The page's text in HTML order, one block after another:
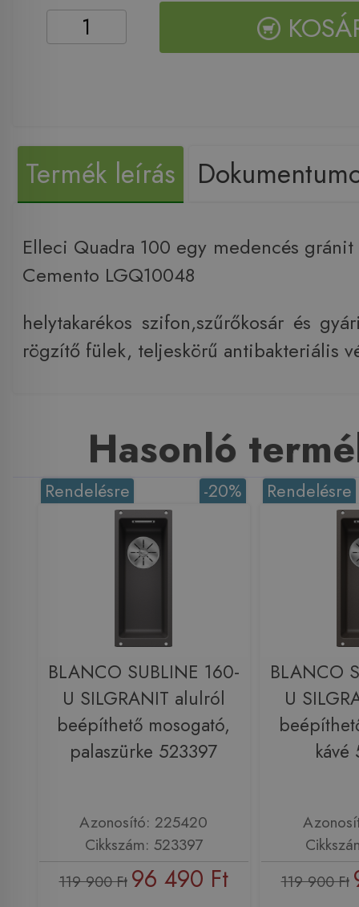
Termék leírás
Elleci Quadra 100 egy medencés
Cemento LGQ10048
helytakarékos szifon,szűrőkosár és
rögzítő fülek, teljeskörű antibakteriális
Hasonló
-20%
Rendelésre
BLANCO SUBLINE 160-
U SILGRANIT alulról
beépíthető mosogató,
palaszürke 523397
Azonosító: 225420
Cikkszám: 523397
119 900 Ft 96 490 Ft
Rendelésre
BLANCO
U
kávé
119 900 Ft